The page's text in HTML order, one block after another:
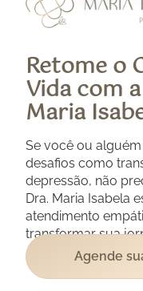
Retome o
Vida com
Maria
Se você ou
desafios como
depressão, não
Dra. Maria Isabela
atendimento
transformar sua
Agende